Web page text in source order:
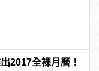
2017全裸月曆！